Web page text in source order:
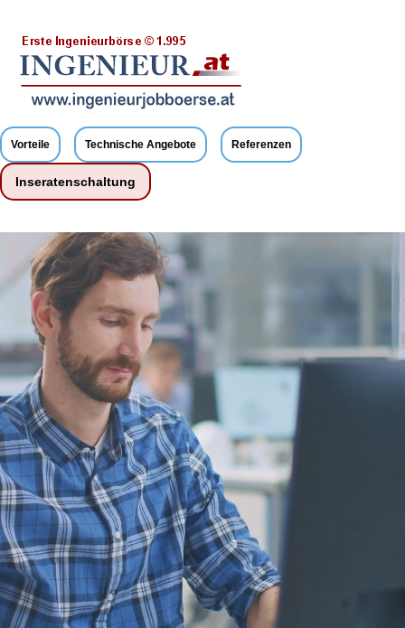
Vorteile Technische Angebote Referenzen
Inseratenschaltung